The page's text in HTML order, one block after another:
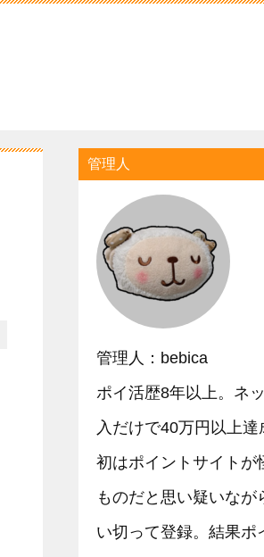
管理人
管理人：bebica
ポイ活歴8年以上。ネ
入だけで40万円以上達
初はポイントサイトが
ものだと思い疑いなが
い切って登録。結果ポ